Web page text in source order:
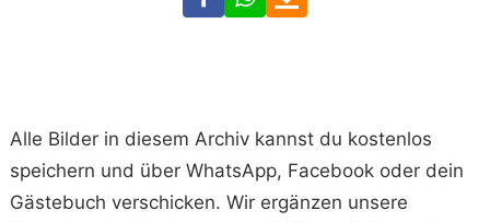
Alle Bilder in diesem Archiv kannst du kostenlos
speichern und über WhatsApp, Facebook oder dein
Gästebuch verschicken. Wir ergänzen unsere